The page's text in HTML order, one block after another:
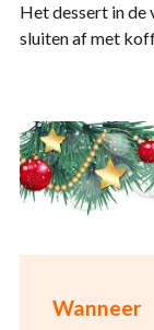
Wanneer
Het dessert in de
sluiten af met